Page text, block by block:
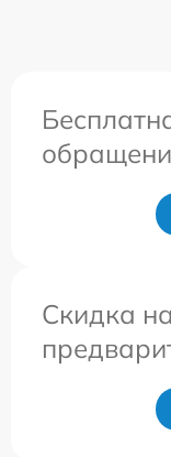
Скидка